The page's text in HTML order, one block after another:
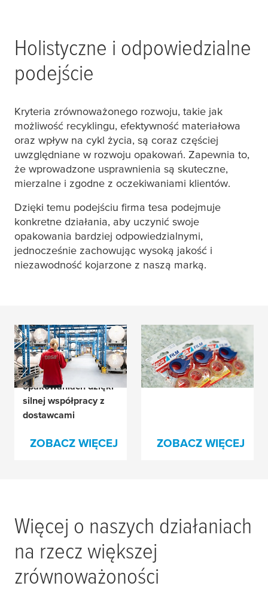
Holistyczne i odpowiedzialne
podejście
Kryteria zrównoważonego rozwoju, takie jak
możliwość recyklingu, efektywność materiałowa
oraz wpływ na cykl życia, są coraz częściej
uwzględniane w rozwoju opakowań. Zapewnia to,
że wprowadzone usprawnienia są skuteczne,
mierzalne i zgodne z oczekiwaniami klientów.
Dzięki temu podejściu firma tesa podejmuje
konkretne działania, aby uczynić swoje
opakowania bardziej odpowiedzialnymi,
jednocześnie zachowując wysoką jakość i
niezawodność kojarzone z naszą marką.
Napędzanie
gospodarki o obiegu
zamkniętym w
opakowaniach dzięki
silnej współpracy z
dostawcami
ZOBACZ WIĘCEJ
Nie wszystkie PCR są
takie same
ZOBACZ WIĘCEJ
Więcej o naszych działaniach
na rzecz większej
zrównoważoności